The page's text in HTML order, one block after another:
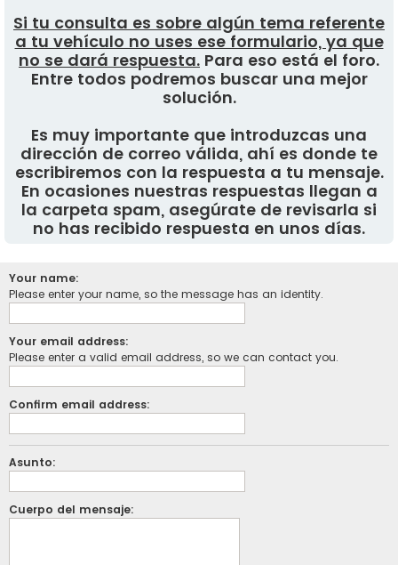
Si tu consulta es sobre algún tema referente
a tu vehículo no uses ese formulario, ya que
no se dará respuesta. Para eso está el foro.
Entre todos podremos buscar una mejor
solución.
Es muy importante que introduzcas una
dirección de correo válida, ahí es donde te
escribiremos con la respuesta a tu mensaje.
En ocasiones nuestras respuestas llegan a
la carpeta spam, asegúrate de revisarla si
no has recibido respuesta en unos días.
Your name:
Please enter your name, so the message has an identity.
Your email address:
Please enter a valid email address, so we can contact you.
Confirm email address:
Asunto:
Cuerpo del mensaje: